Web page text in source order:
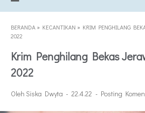
BERANDA » KECANTIKAN » KRIM PENGHILANG
2022
Krim Penghilang Bekas
2022
Oleh Siska Dwyta 22.4.22 Posting